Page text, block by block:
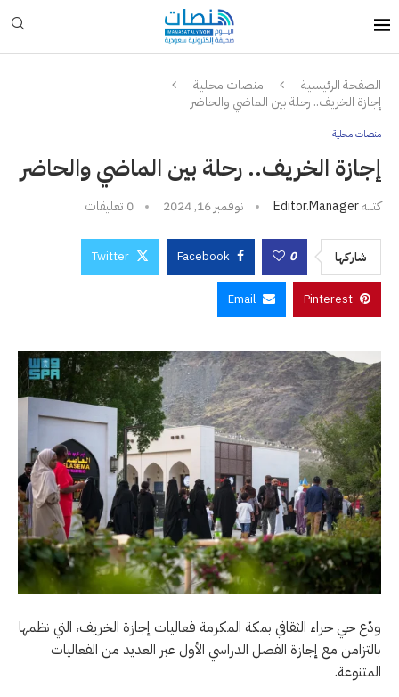
الصفحة الرئيسية
منصات محلية
إجازة الخريف.. رحلة بين الماضي والحاضر
منصات محلية
إجازة الخريف.. رحلة بين الماضي والحاضر
كتبهEditor.manager نوفمبر 16, 2024 0 تعليقات
شاركها 0
Facebook
Twitter
Pinterest
Email
ودّع حي حراء الثقافي بمكة المكرمة فعاليات إجازة الخريف، التي نظمها
بالتزامن مع إجازة الفصل الدراسي الأول عبر العديد من الفعاليات
المتنوعة.